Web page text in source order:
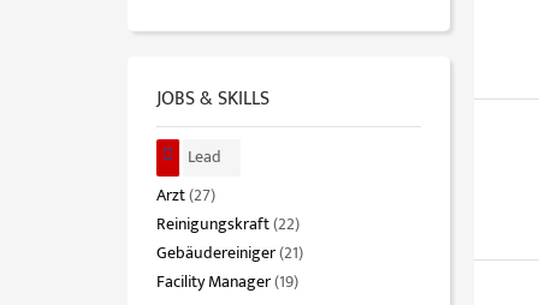
JOBS & SKILLS
Lead
Arzt(27)
Reinigungskraft(22)
Gebäudereiniger(21)
Facility Manager(19)